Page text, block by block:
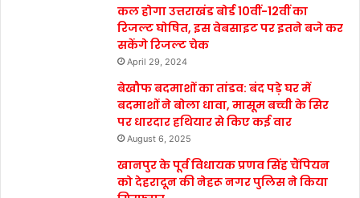
कल होगा उत्तराखंड बोर्ड 10वीं-12वीं का
रिजल्ट घोषित, इस वेबसाइट पर इतने बजे कर
सकेंगे रिजल्ट चेक
April 29, 2024
बेखौफ बदमाशों का तांडव: बंद पड़े घर में
बदमाशों ने बोला धावा, मासूम बच्ची के सिर
पर धारदार हथियार से किए कई वार
August 6, 2025
खानपुर के पूर्व विधायक प्रणव सिंह चैंपियन
को देहरादून की नेहरू नगर पुलिस ने किया